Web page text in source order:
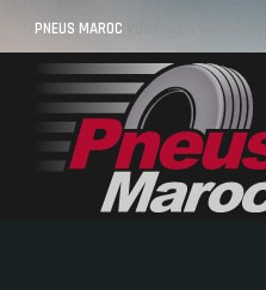
PNEUS MAROC VOS PNEUS AU